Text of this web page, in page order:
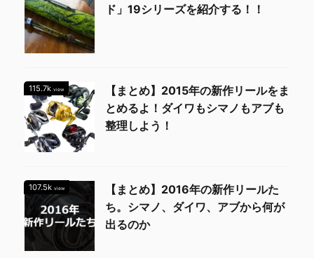
ド」19シリーズを紹介する！！
115.7k view
【まとめ】2015年の新作リールをま
とめるよ！ダイワもシマノもアブも
整理しよう！
107.5k view
【まとめ】2016年の新作リールた
ち。シマノ、ダイワ、アブから何が
出るのか